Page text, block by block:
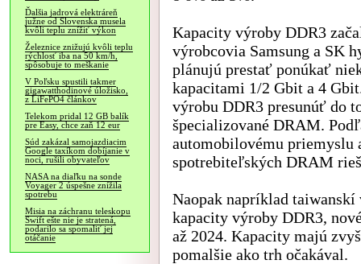
Ďalšia jadrová elektráreň
južne od Slovenska musela
kvôli teplu znížiť výkon
Železnice znižujú kvôli teplu
rýchlosť iba na 50 km/h,
spôsobuje to meškanie
V Poľsku spustili takmer
gigawatthodinové úložisko,
z LiFePO4 článkov
Telekom pridal 12 GB balík
pre Easy, chce zaň 12 eur
Súd zakázal samojazdiacim
Google taxíkom dobíjanie v
noci, rušili obyvateľov
NASA na diaľku na sonde
Voyager 2 úspešne znížila
spotrebu
Misia na záchranu teleskopu
Swift ešte nie je stratená,
podarilo sa spomaliť jej
otáčanie
Kapacity výroby DDR3
výrobcovia Samsung a SK
plánujú prestať ponúkať
kapacitami 1/2 Gbit a 4
výrobu DDR3 presunúť do
špecializované DRAM.
automobilovému priemyslu
spotrebiteľských DRAM
Naopak napríklad
kapacity výroby DDR3,
až 2024. Kapacity majú
pomalšie ako trh očakával.